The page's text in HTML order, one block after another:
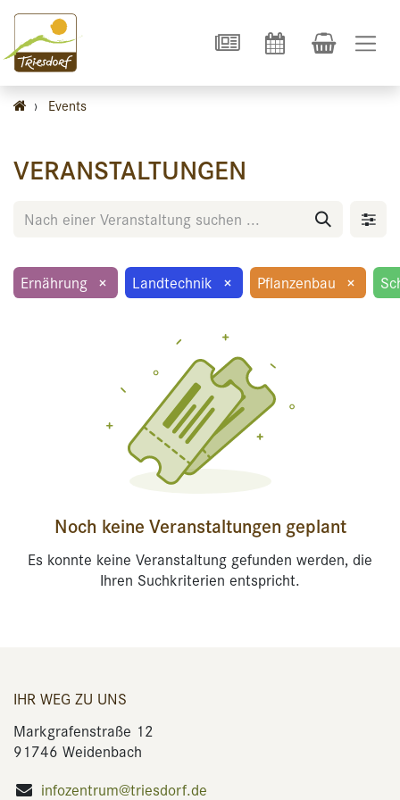
› Events
VERANSTALTUNGEN
Ernährung × Landtechnik × Pflanzenbau ×
Noch keine Veranstaltungen geplant
Es konnte keine Veranstaltung gefunden werden, die
Ihren Suchkriterien entspricht.
IHR WEG ZU UNS
Markgrafenstraße 12
91746 Weidenbach
infozentrum@triesdorf.de